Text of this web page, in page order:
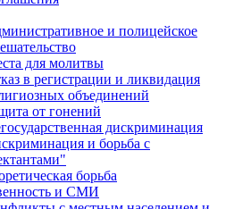
и полицейское
для молитвы
в регистрации и ликвидация
объединений
от гонений
дискриминация
и борьба с
борьба
и СМИ